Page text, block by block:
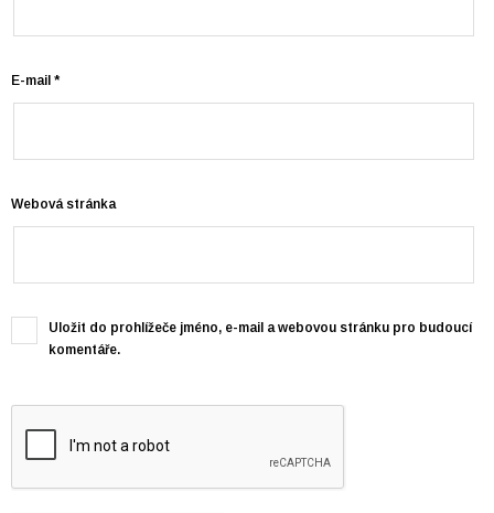
E-mail *
Webová stránka
Uložit do prohlížeče jméno, e-mail a webovou stránku pro budoucí
komentáře.